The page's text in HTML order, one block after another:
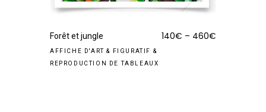
Forêt et jungle 140€ – 460€
AFFICHE D'ART & FIGURATIF &
REPRODUCTION DE TABLEAUX